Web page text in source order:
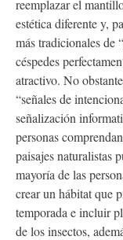
reemplazar el
estética diferente y,
más tradicionales de
céspedes
atractivo. No
“señales de
señalización
personas
paisajes naturalistas
mayoría de las
crear un hábitat que
temporada e incluir
de los insectos,